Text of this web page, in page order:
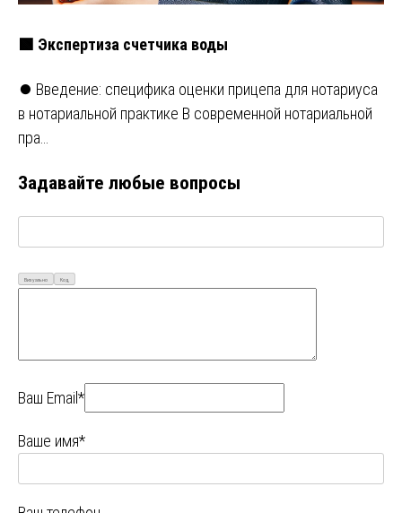
🟩 Экспертиза счетчика воды
⏺️ Введение: специфика оценки прицепа для нотариуса
в нотариальной практике В современной нотариальной
пра…
Задавайте любые вопросы
Визуально Код
Ваш Email*
Ваше имя*